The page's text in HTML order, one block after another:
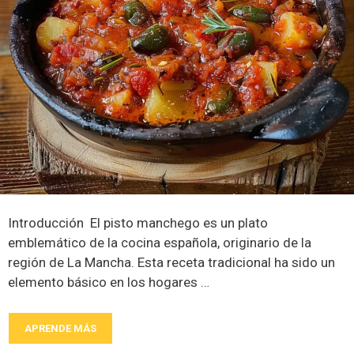
Introducción El pisto manchego es un plato
emblemático de la cocina española, originario de la
región de La Mancha. Esta receta tradicional ha sido un
elemento básico en los hogares …
APRENDE MÁS